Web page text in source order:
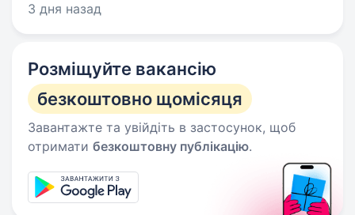
3 дня назад
Розміщуйте вакансію
безкоштовно щомісяця
Завантажте та увійдіть в застосунок, щоб
отримати безкоштовну публікацію.